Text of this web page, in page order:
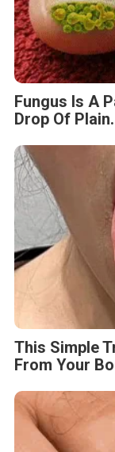
Fungus Is A
Drop Of
This Simple
From Your